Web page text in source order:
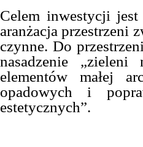
Celem inwestycji
aranżacja przestrzeni
czynne. Do
nasadzenie
elementów małej
opadowych i
estetycznych”.